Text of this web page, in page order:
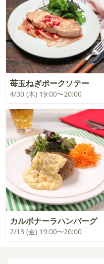
苺玉ねぎポークソテー
4/30 (木) 19:00〜20:00
カルボナーラハンバーグ
2/13 (金) 19:00〜20:00